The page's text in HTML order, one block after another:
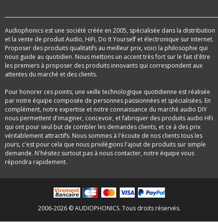
Audiophonics est une société créée en 2005, spécialisée dans la distribution
et la vente de produit Audio, HiFi, Do It Yourself et électronique sur internet.
Proposer des produits qualitatifs au meilleur prix, voici la philosophie qui
nous guide au quotidien. Nous mettons un accent très fort sur le fait d'être
les premiers à proposer des produits innovants qui correspondent aux
attentes du marché et des clients.
Pour honorer ces points, une veille technologique quotidienne est réalisée
par notre équipe composée de personnes passionnées et spécialisées. En
complément, notre expertise et notre connaissance du marché audio DIY
nous permettent d'imaginer, concevoir, et fabriquer des produits audio HFi
qui ont pour seul but de combler les demandes clients, et ce à des prix
véritablement attractifs. Nous sommes à l'écoute de nos clients tous les
jours, c'est pour cela que nous privilégions l'ajout de produits sur simple
demande. N'hésitez surtout pas à nous contacter, notre équipe vous
répondra rapidement.
2006-2026 © AUDIOPHONICS. Tous droits réservés.